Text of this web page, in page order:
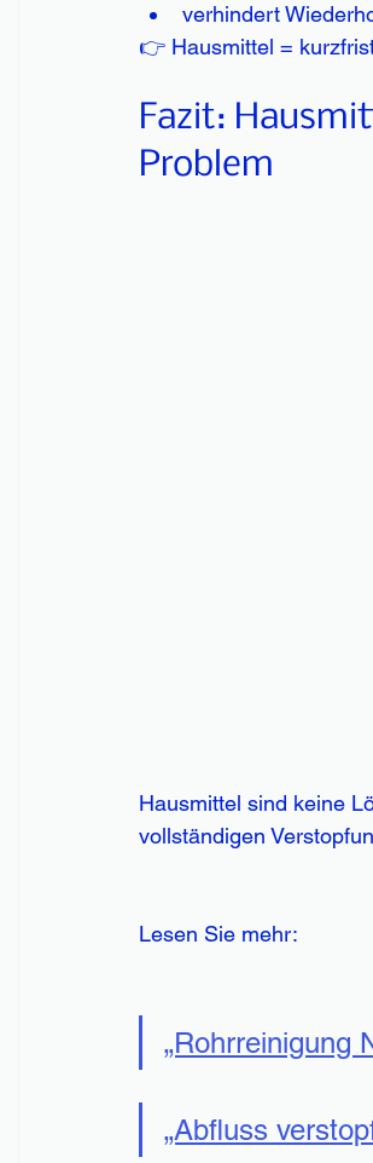
verhindert
👉 Hausmittel =
Fazit:
Problem
Hausmittel sind keine
vollständigen
Lesen Sie mehr:
„Rohrreinigung
„Abfluss